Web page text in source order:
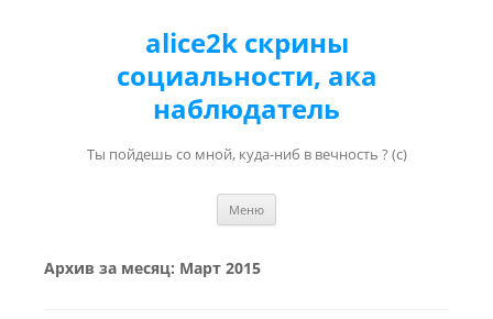
alice2k скрины
социальности, ака
наблюдатель
Ты пойдешь со мной, куда-ниб в вечность ? (с)
Меню
Архив за месяц: Март 2015